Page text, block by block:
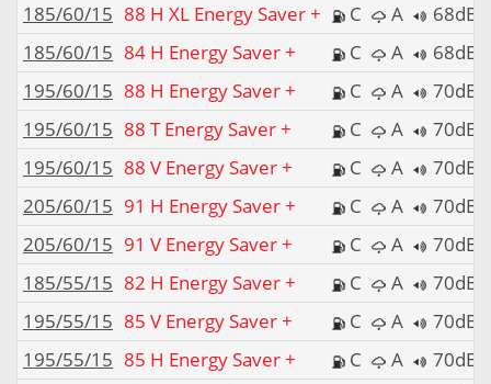
185/60/15 88 H XL Energy Saver + C A
68dB
185/60/15 84 H Energy Saver + C A
68dB
195/60/15 88 H Energy Saver + C A
70dB
195/60/15 88 T Energy Saver + C A
70dB
195/60/15 88 V Energy Saver + C A
70dB
205/60/15 91 H Energy Saver + C A
70dB
205/60/15 91 V Energy Saver + C A
70dB
185/55/15 82 H Energy Saver + C A
70dB
195/55/15 85 V Energy Saver + C A
70dB
195/55/15 85 H Energy Saver + C A
70dB